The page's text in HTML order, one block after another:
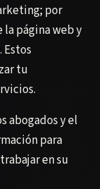
por
página web y
tu
abogados y el
para
en su